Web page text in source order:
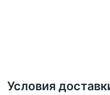
Условия